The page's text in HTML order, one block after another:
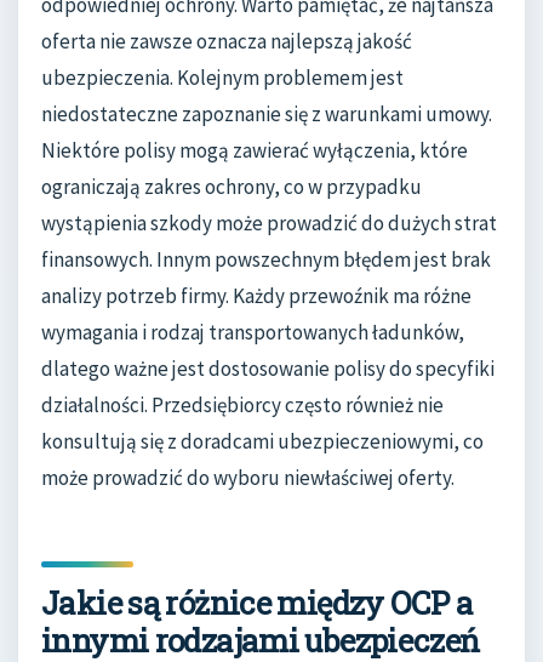
oferta nie zawsze oznacza najlepszą jakość
ubezpieczenia. Kolejnym problemem jest
niedostateczne zapoznanie się z warunkami umowy.
Niektóre polisy mogą zawierać wyłączenia, które
ograniczają zakres ochrony, co w przypadku
wystąpienia szkody może prowadzić do dużych strat
finansowych. Innym powszechnym błędem jest brak
analizy potrzeb firmy. Każdy przewoźnik ma różne
wymagania i rodzaj transportowanych ładunków,
dlatego ważne jest dostosowanie polisy do specyfiki
działalności. Przedsiębiorcy często również nie
konsultują się z doradcami ubezpieczeniowymi, co
może prowadzić do wyboru niewłaściwej oferty.
Jakie są różnice między OCP a
innymi rodzajami ubezpieczeń